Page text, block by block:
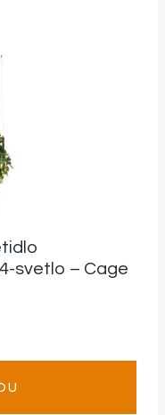
svetlo – Cage